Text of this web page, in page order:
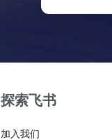
探索飞书
加入我们